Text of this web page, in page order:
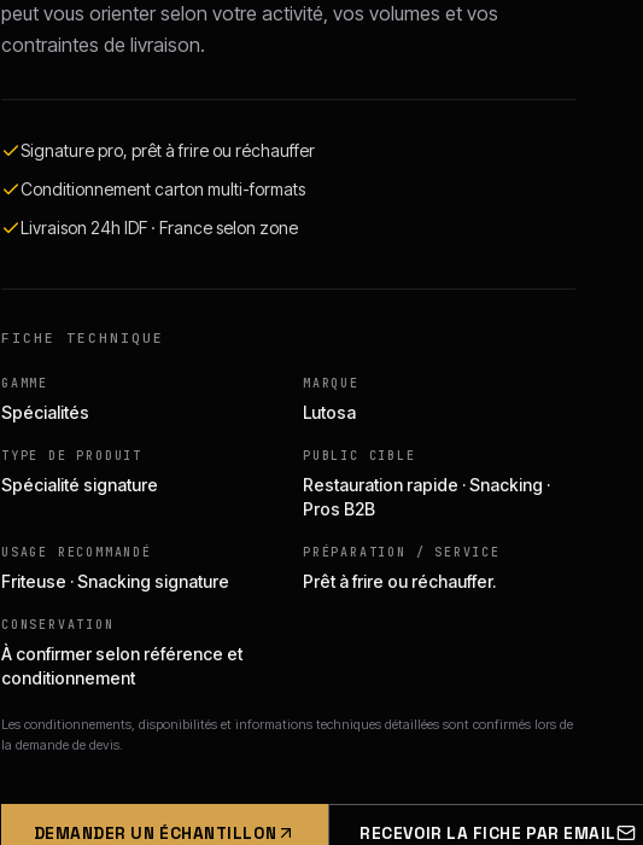
peut vous orienter selon votre activité, vos volumes et vos
contraintes de livraison.
Signature pro, prêt à frire ou réchauffer
Conditionnement carton multi-formats
Livraison 24h IDF · France selon zone
FICHE TECHNIQUE
GAMME
Spécialités
MARQUE
Lutosa
TYPE DE PRODUIT
Spécialité signature
PUBLIC CIBLE
Restauration rapide · Snacking ·
Pros B2B
USAGE RECOMMANDÉ
Friteuse · Snacking signature
PRÉPARATION / SERVICE
Prêt à frire ou réchauffer.
CONSERVATION
À confirmer selon référence et
conditionnement
Les conditionnements, disponibilités et informations techniques détaillées sont confirmés lors de
la demande de devis.
DEMANDER UN ÉCHANTILLON RECEVOIR LA FICHE PAR EMAIL